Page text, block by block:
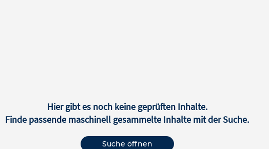
Hier gibt es noch keine geprüften Inhalte.
Finde passende maschinell gesammelte Inhalte mit der Suche.
Suche öffnen